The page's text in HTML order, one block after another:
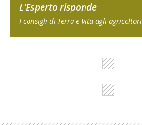
L'Esperto risponde
I consigli di Terra e Vita agli agricoltori